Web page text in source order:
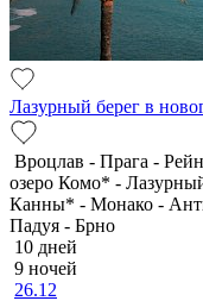
Лазурный берег в
Вроцлав - Прага -
озеро Комо* -
Канны* - Монако -
Падуя - Брно
10 дней
9 ночей
26.12